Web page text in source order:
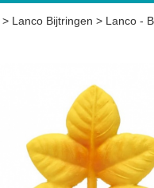
> Lanco Bijtringen > Lanco -